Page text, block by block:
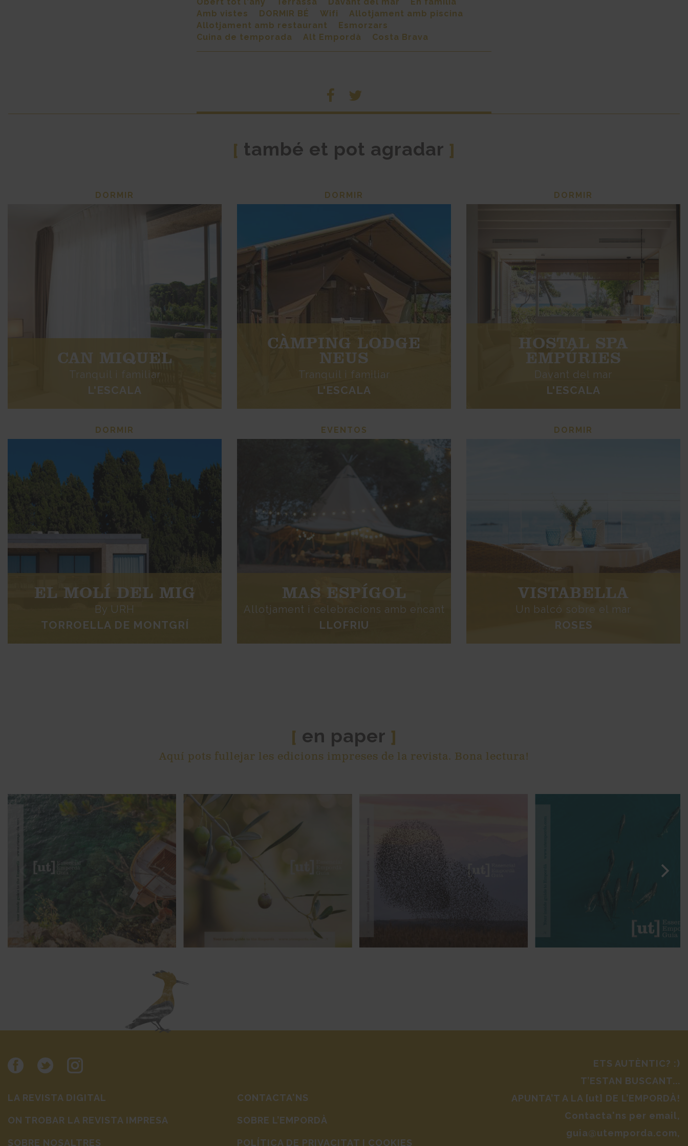
Obert tot l'any Terrassa Davant del mar
En familia
Amb vistes
DORMIR BÉ Wifi
Allotjament amb piscina
Allotjament amb restaurant
Esmorzars
Cuina de temporada
Alt Empordà Costa Brava
[ també et pot agradar ]
DORMIR
CAN MIQUEL
Tranquil i familiar
L'ESCALA
DORMIR
CÀMPING LODGE
NEUS
Tranquil i familiar
L'ESCALA
DORMIR
HOSTAL SPA
EMPÚRIES
Davant del mar
L'ESCALA
DORMIR
EL MOLÍ DEL MIG
By URH
TORROELLA DE MONTGRÍ
EVENTOS
MAS ESPÍGOL
Allotjament i celebracions amb encant
LLOFRIU
DORMIR
VISTABELLA
Un balcó sobre el mar
ROSES
[ en paper ]
Aquí pots fullejar les edicions impreses de la revista. Bona lectura!
LA REVISTA DIGITAL
ON TROBAR LA REVISTA IMPRESA
SOBRE NOSALTRES
CONTACTA'NS
SOBRE L’EMPORDÀ
POLÍTICA DE PRIVACITAT I COOKIES
ETS AUTÈNTIC? :)
T’ESTAN BUSCANT...
APUNTA’T A LA [ut] DE L’EMPORDÀ!
Contacta'ns per email,
guia@utemporda.com,